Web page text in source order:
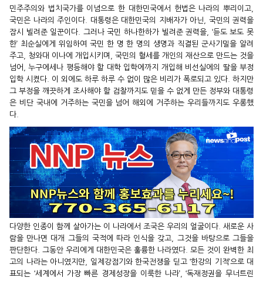
민주주의와 법치국가를 이념으로 한 대한민국에서 헌법은 나라의 뿌리이고,
국민은 나라의 주인이다. 대통령은 대한민국의 지배자가 아닌, 국민의 권력을
잠시 빌려준 일꾼이다. 그러나 국민 하나한하가 빌려준 권력을, ‘듣도 보도 못
한’ 최순실에게 위임하여 국민 한 명 한 명의 생명과 직결된 군사기밀을 알려
주고, 청와대 이나에 개입시키며, 국민의 혈세를 개인의 재산으로 만드는 것을
넘어, 누구에세나 평등해야 할 대학 입학에까지 개입해 비선실에의 딸을 부정
입학 시켰다. 이 외에도 하루 하루 수 없이 많은 비리가 폭로되고 있다. 하지만
그 부정을 깨끗하게 조사해야 할 검찰까지도 믿을 수 없게 만든 정부와 대통령
은 비단 국내에 거주하는 국민을 넘어 해외에 거주하는 우리들까지도 우롱했
다.
다양한 인종이 함께 살아가는 이 나라에서 조국은 우리의 얼굴이다. 새로운 사
람을 만나면 대개 그들의 국적에 따라 인식을 갖고, 그것을 바탕으로 그들을
판단한다. 그동안 우리에게 대한민국은 훌륭한 나라였다. 모든 것이 완벽한 최
고의 나라는 아니였지만, 일제강점기와 한국전쟁을 딛고 ‘한강의 기적’으로 대
표되는 ‘세계에서 가장 빠른 경제성장을 이룩한 나라’, ‘독재정권을 무너트린